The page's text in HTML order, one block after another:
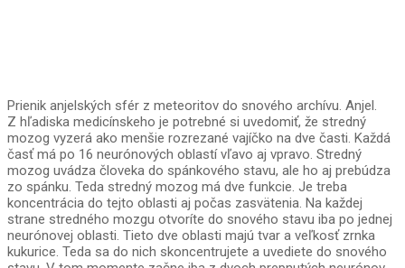
Prienik anjelských sfér z meteoritov do snového archívu. Anjel.
Z hľadiska medicínskeho je potrebné si uvedomiť, že stredný
mozog vyzerá ako menšie rozrezané vajíčko na dve časti. Každá
časť má po 16 neurónových oblastí vľavo aj vpravo. Stredný
mozog uvádza človeka do spánkového stavu, ale ho aj prebúdza
zo spánku. Teda stredný mozog má dve funkcie. Je treba
koncentrácia do tejto oblasti aj počas zasvätenia. Na každej
strane stredného mozgu otvoríte do snového stavu iba po jednej
neurónovej oblasti. Tieto dve oblasti majú tvar a veľkosť zrnka
kukurice. Teda sa do nich skoncentrujete a uvediete do snového